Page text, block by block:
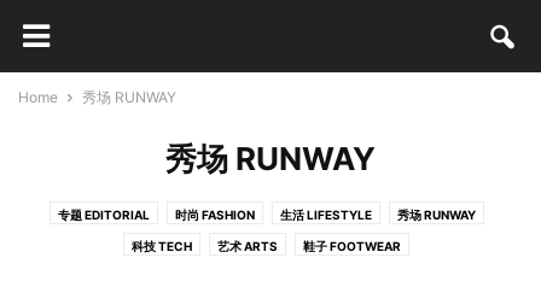
Home 秀场 RUNWAY
秀场 RUNWAY
专题 EDITORIAL 时尚 FASHION 生活 LIFESTYLE 秀场 RUNWAY
科技 TECH 艺术 ARTS 鞋子 FOOTWEAR